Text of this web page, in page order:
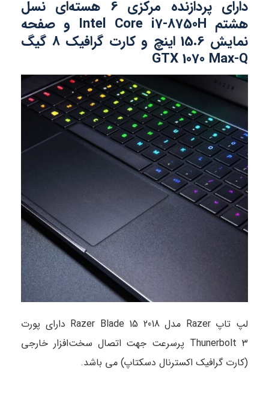
دارای پردازنده مرکزی 6 هسته‌ای نسل
هشتم Intel Core i7-8750H و صفحه
نمایش 15.6 اینچ و کارت گرافیک 8 گیگ
GTX 1070 Max-Q
لپ تاپ Razer مدل Razer Blade 15 2018 دارای پورت
Thunerbolt 3 پرسرعت جهت اتصال سخت‌افزار خارجی
(کارت گرافیک اکسترنال دسکتاپ) می باشد.